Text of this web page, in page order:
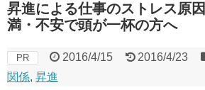
昇進による仕事のストレス原
満・不安で頭が一杯の方へ
PR 2016/4/15 2016/4/23
関係, 昇進